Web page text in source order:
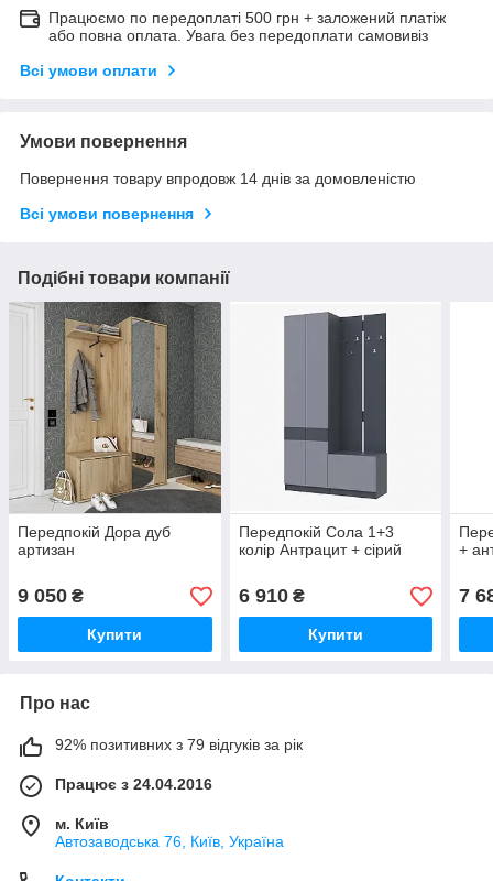
Працюємо по передоплаті 500 грн + заложений платіж
або повна оплата. Увага без передоплати самовивіз
Всі умови оплати
Умови повернення
Повернення товару впродовж 14 днів за домовленістю
Всі умови повернення
Подібні товари компанії
Передпокій Дора дуб
артизан
9 050 ₴
Купити
Передпокій Сола 1+3
колір Антрацит + сірий
6 910₴
Купити
+
7
Про нас
92% позитивних з 79 відгуків за рік
Працює з 24.04.2016
м. Київ
Автозаводська 76, Київ, Україна